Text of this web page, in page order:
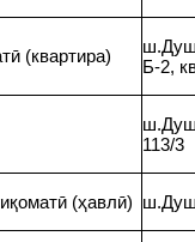
(квартира)
Б-2,
113/3
(ҳавлӣ)